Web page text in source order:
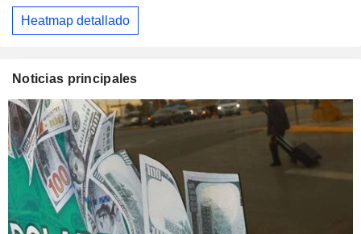
Heatmap detallado
Noticias principales